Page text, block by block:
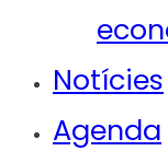
Notícies
Agenda